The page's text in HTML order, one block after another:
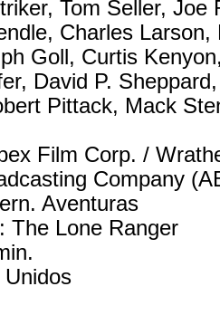
Tom Seller, Joe
Charles
Goll, Curtis
David P.
Pittack, Mack
Film Corp. /
Company
Aventuras
The Lone Ranger